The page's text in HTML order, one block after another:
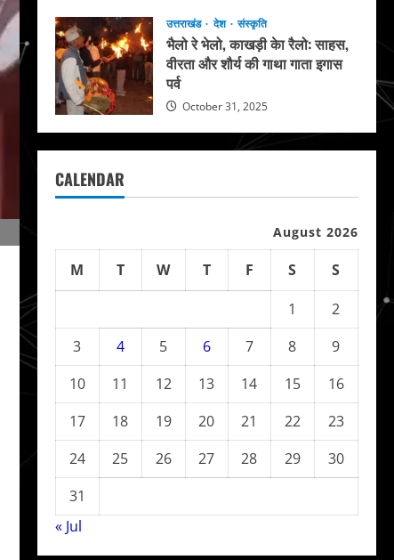
उत्तराखंड देश संस्कृति
भैलो रे भेलो, काखड़ी केा रैलो: साहस,
वीरता और शौर्य की गाथा गाता इगास
पर्व
October 31, 2025
CALENDAR
August 2026
M T W T F S
S
1
2
3
4 5 6 7 8
9
10
11 12 13 14 15
16
17
18 19 20 21 22
23
24
25 26 27 28 29
30
31
« Jul